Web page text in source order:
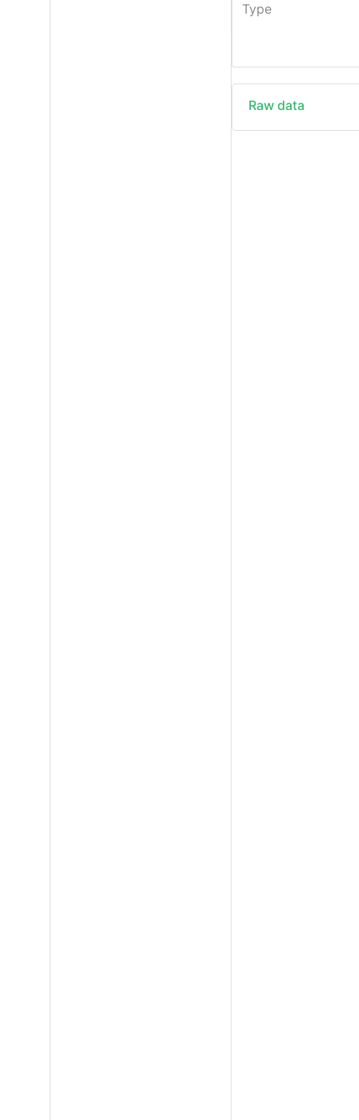
Type
Raw data